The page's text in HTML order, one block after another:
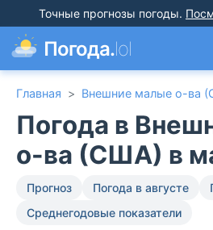
Точные прогнозы погоды.
Погода.lol
Главная > Внешние малые о-ва
Погода в
о-ва (США) в
Прогноз Погода в августе
Среднегодовые показатели